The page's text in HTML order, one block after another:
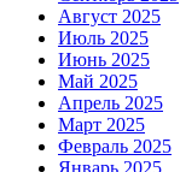
Август 2025
Июль 2025
Июнь 2025
Май 2025
Апрель 2025
Март 2025
Февраль 2025
Январь 2025